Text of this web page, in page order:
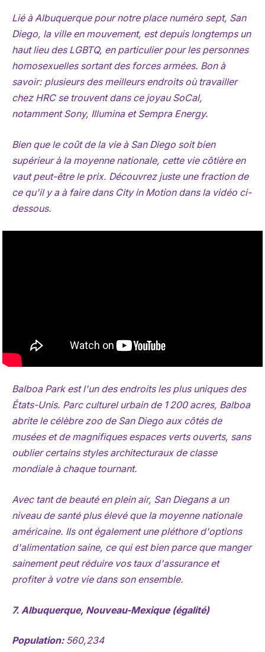
Lié à Albuquerque pour notre place numéro sept, San
Diego, la ville en mouvement, est depuis longtemps un
haut lieu des LGBTQ, en particulier pour les personnes
homosexuelles sortant des forces armées. Bon à
savoir: plusieurs des meilleurs endroits où travailler
chez HRC se trouvent dans ce joyau SoCal,
notamment Sony, Illumina et Sempra Energy.
Bien que le coût de la vie à San Diego soit bien
supérieur à la moyenne nationale, cette vie côtière en
vaut peut-être le prix. Découvrez juste une fraction de
ce qu'il y a à faire dans City in Motion dans la vidéo ci-
dessous.
Balboa Park est l'un des endroits les plus uniques des
États-Unis. Parc culturel urbain de 1 200 acres, Balboa
abrite le célèbre zoo de San Diego aux côtés de
musées et de magnifiques espaces verts ouverts, sans
oublier certains styles architecturaux de classe
mondiale à chaque tournant.
Avec tant de beauté en plein air, San Diegans a un
niveau de santé plus élevé que la moyenne nationale
américaine. Ils ont également une pléthore d'options
d'alimentation saine, ce qui est bien parce que manger
sainement peut réduire vos taux d'assurance et
profiter à votre vie dans son ensemble.
7. Albuquerque, Nouveau-Mexique (égalité)
Population:560,234